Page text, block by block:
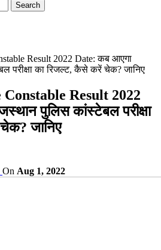
Result 2022 Date: कब आएगा
परीक्षा का रिजल्ट, कैसे करें चेक? जानिए
Result 2022
पुलिस कांस्टेबल परीक्षा
जानिए
On Aug 1, 2022